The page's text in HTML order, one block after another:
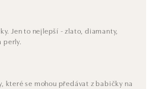
Jen to nejlepší - zlato, diamanty,
perly.
které se mohou předávat z babičky na